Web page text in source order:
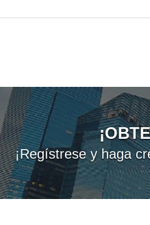
¡Regístrese y haga